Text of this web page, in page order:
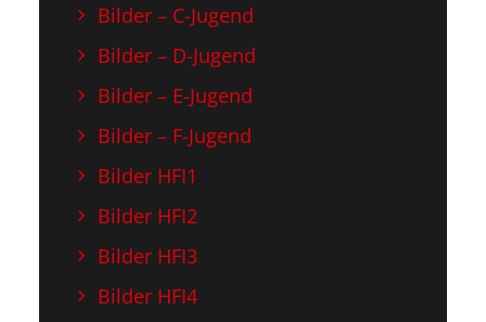
Bilder – C-Jugend
Bilder – D-Jugend
Bilder – E-Jugend
Bilder – F-Jugend
Bilder HFI1
Bilder HFI2
Bilder HFI3
Bilder HFI4